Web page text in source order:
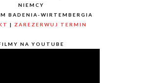
NIEMCY
BADENIA-WIRTEMBERGIA
| ZAREZERWUJ TERMIN
NA YOUTUBE